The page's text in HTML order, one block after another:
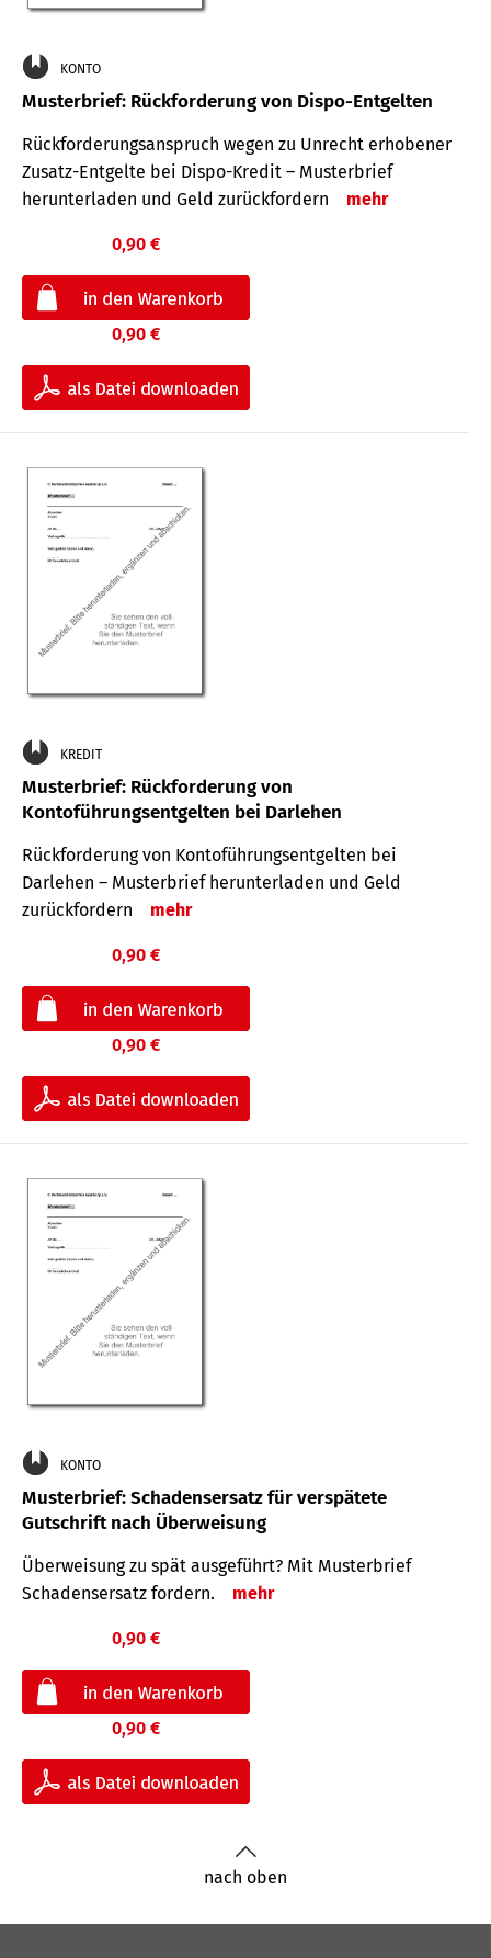
KONTO
Musterbrief: Rückforderung von Dispo-Entgelten
Rückforderungsanspruch wegen zu Unrecht erhobener
Zusatz-Entgelte bei Dispo-Kredit – Musterbrief
herunterladen und Geld zurückfordern
mehr
0,90 €
0,90 €
KREDIT
Musterbrief: Rückforderung von
Kontoführungsentgelten bei Darlehen
Rückforderung von Kontoführungsentgelten bei
Darlehen – Musterbrief herunterladen und Geld
zurückfordern
mehr
0,90 €
0,90 €
KONTO
Musterbrief: Schadensersatz für verspätete
Gutschrift nach Überweisung
Überweisung zu spät ausgeführt? Mit Musterbrief
Schadensersatz fordern.
mehr
0,90 €
0,90 €
nach oben